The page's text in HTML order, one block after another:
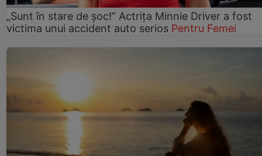
„Sunt în stare de șoc!” Actrița Minnie Driver a fost
victima unui accident auto serios Pentru Femei